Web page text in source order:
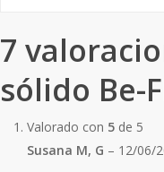
7
sólido Be-
Valorado con 5 de 5
Susana M, G – 12/06/